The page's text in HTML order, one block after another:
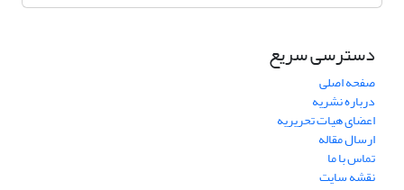
دسترسی سریع
صفحه اصلی
درباره نشریه
اعضای هیات تحریریه
ارسال مقاله
تماس با ما
نقشه سایت